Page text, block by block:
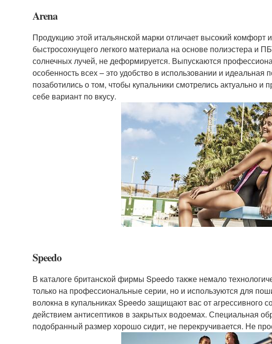
Arena
Продукцию этой итальянской марки отличает высокий комфорт
быстросохнущего легкого материала на основе полиэстера и
солнечных лучей, не деформируется. Выпускаются
особенность всех – это удобство в использовании и
позаботились о том, чтобы купальники смотрелись актуально и
себе вариант по вкусу.
Speedo
В каталоге британской фирмы Speedo также немало
только на профессиональные серии, но и используются для
волокна в купальниках Speedo защищают вас от агрессивного
действием антисептиков в закрытых водоемах. Специальная
подобранный размер хорошо сидит, не перекручивается. Не